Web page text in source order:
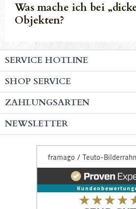
Was mache ich bei
Objekten?
SERVICE HOTLINE
SHOP SERVICE
ZAHLUNGSARTEN
NEWSLETTER